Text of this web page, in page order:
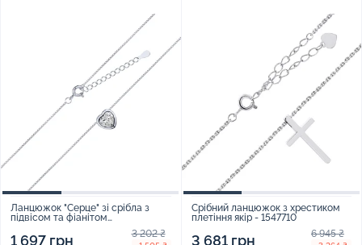
Ланцюжок "Серце" зі срібла з
підвісом та фіанітом
венеціанське плетіння - 2235880
1 697 грн 3 202 ₴
Срібний ланцюжок з хрестиком
плетіння якір - 1547710
3 681 грн 6 945 ₴